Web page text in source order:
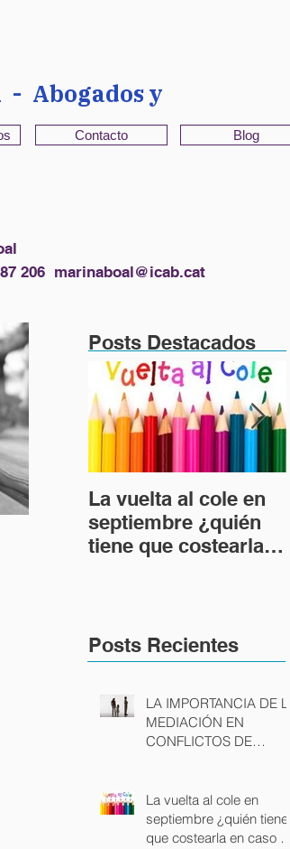
- Abogados y
Contacto Blog
206 marinaboal@icab.cat
La vuelta al cole en
septiembre ¿quién
tiene que costearla
Posts Recientes
LA IMPORTANCIA DE LA
MEDIACIÓN EN
CONFLICTOS DE
La vuelta al cole en
septiembre ¿quién tiene
que costearla en caso de
Posts Destacados